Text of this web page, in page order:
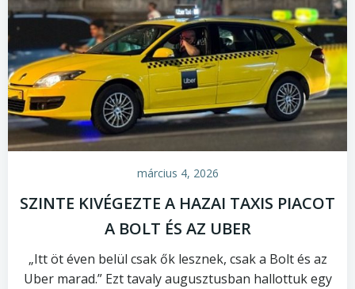
március 4, 2026
SZINTE KIVÉGEZTE A HAZAI TAXIS PIACOT
A BOLT ÉS AZ UBER
„Itt öt éven belül csak ők lesznek, csak a Bolt és az
Uber marad.” Ezt tavaly augusztusban hallottuk egy